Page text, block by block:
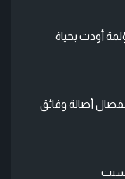
أودت بحياة
أصالة وفائق